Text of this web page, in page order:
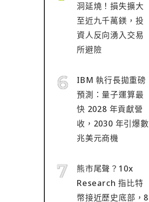
洞延燒！損失擴大
至近九千萬鎂，投
資人反向湧入交易
所避險
IBM 執行長拋重磅
預測：量子運算最
快 2028 年貢獻營
收，2030 年引爆數
兆美元商機
熊市尾聲？10x
Research 指比特
幣接近歷史底部，8